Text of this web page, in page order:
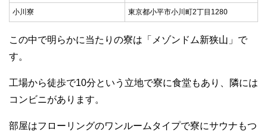
小川寮 東京都小平市小川町2丁目1280
この中で明らかに当たりの寮は「メゾンドム新狭山」で
す。
工場から徒歩で10分という立地で寮に食堂もあり、隣には
コンビニがあります。
部屋はフローリングのワンルームタイプで寮にサウナもつ